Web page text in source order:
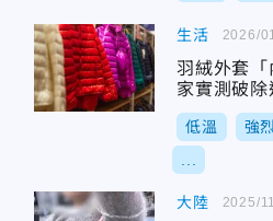
生活
羽絨外套
家實測破除
低溫 強
2026/
大陸 2025/